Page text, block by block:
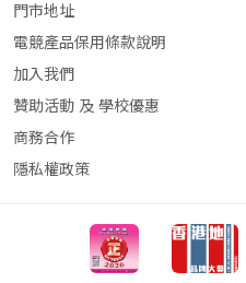
門市地址
電競產品保用條款說明
加入我們
贊助活動 及 學校優惠
商務合作
隱私權政策